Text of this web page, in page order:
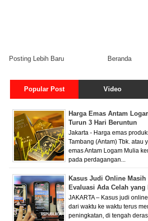
Posting Lebih Baru Beranda
Popular Post Video
Harga Emas Antam
Turun 3 Hari Beruntun
Jakarta - Harga emas
Tambang (Antam) Tbk. atau
emas Antam Logam Mulia
pada perdagangan...
Kasus Judi Online Masih
Evaluasi Ada Celah yang
JAKARTA – Kasus judi
dari waktu ke waktu terus
peningkatan, di tengah